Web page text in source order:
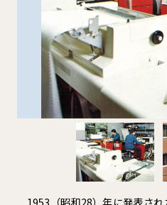
1953（昭和28）年に発表さ